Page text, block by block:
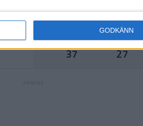
GODKÄNN
95 27
Ranking
37
Ålder
27